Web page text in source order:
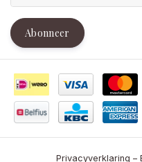
Abonneer
Privacyverklaring –